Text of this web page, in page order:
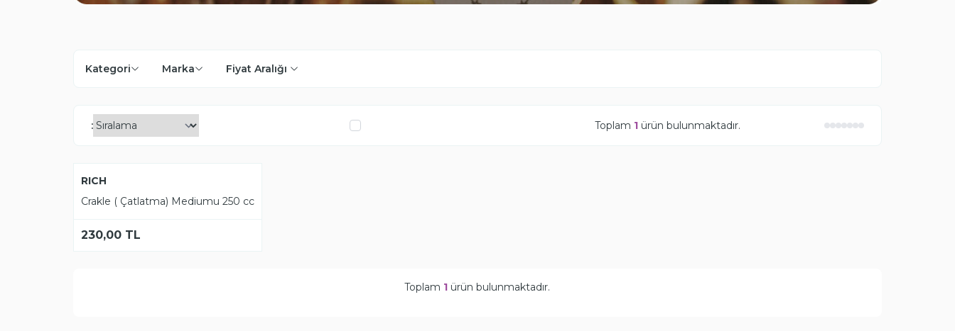
Kategori Marka Fiyat Aralığı
: Toplam 1 ürün bulunmaktadır.
YENI
RICH
Crakle ( Çatlatma) Mediumu 250 cc
230,00 TL
Toplam 1 ürün bulunmaktadır.